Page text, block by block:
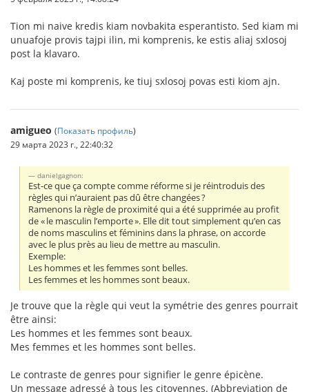
Tion mi naive kredis kiam novbakita esperantisto. Sed kiam mi
unuafoje provis tajpi ilin, mi komprenis, ke estis aliaj sxlosoj
post la klavaro.
Kaj poste mi komprenis, ke tiuj sxlosoj povas esti kiom ajn.
amigueo (Показать профиль)
29 марта 2023 г., 22:40:32
danielgagnon:
Est-ce que ça compte comme réforme si je réintroduis des
règles qui n’auraient pas dû être changées ?
Ramenons la règle de proximité qui a été supprimée au profit
de « le masculin l’emporte ». Elle dit tout simplement qu’en cas
de noms masculins et féminins dans la phrase, on accorde
avec le plus près au lieu de mettre au masculin.
Exemple:
Les hommes et les femmes sont belles.
Les femmes et les hommes sont beaux.
Je trouve que la règle qui veut la symétrie des genres pourrait
être ainsi:
Les hommes et les femmes sont beaux.
Mes femmes et les hommes sont belles.
Le contraste de genres pour signifier le genre épicène.
Un message adressé à tous les citoyennes. (Abbreviation de